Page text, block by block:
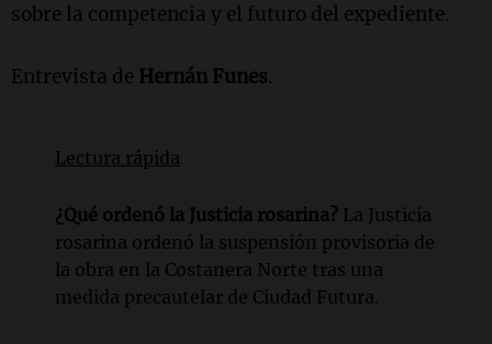
sobre la competencia y el futuro del expediente.
Entrevista de Hernán Funes.
Lectura rápida
¿Qué ordenó la Justicia rosarina? La Justicia
rosarina ordenó la suspensión provisoria de
la obra en la Costanera Norte tras una
medida precautelar de Ciudad Futura.